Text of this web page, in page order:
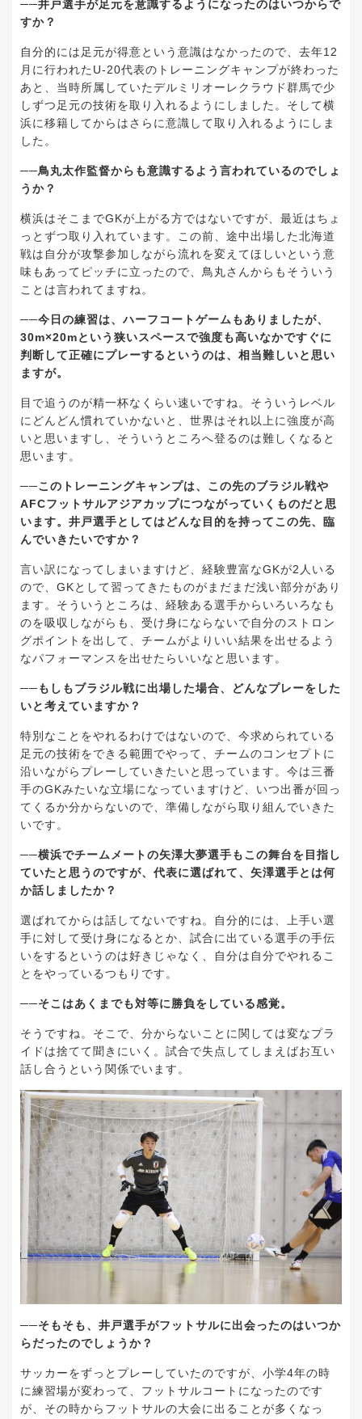
──井戸選手が足元を意識するようになったのはいつからで
すか？
自分的には足元が得意という意識はなかったので、去年12
月に行われたU-20代表のトレーニングキャンプが終わった
あと、当時所属していたデルミリオーレクラウド群馬で少
しずつ足元の技術を取り入れるようにしました。そして横
浜に移籍してからはさらに意識して取り入れるようにしま
した。
──鳥丸太作監督からも意識するよう言われているのでしょ
うか？
横浜はそこまでGKが上がる方ではないですが、最近はちょ
っとずつ取り入れています。この前、途中出場した北海道
戦は自分が攻撃参加しながら流れを変えてほしいという意
味もあってピッチに立ったので、鳥丸さんからもそういう
ことは言われてますね。
──今日の練習は、ハーフコートゲームもありましたが、
30m×20mという狭いスペースで強度も高いなかですぐに
判断して正確にプレーするというのは、相当難しいと思い
ますが。
目で追うのが精一杯なくらい速いですね。そういうレベル
にどんどん慣れていかないと、世界はそれ以上に強度が高
いと思いますし、そういうところへ登るのは難しくなると
思います。
──このトレーニングキャンプは、この先のブラジル戦や
AFCフットサルアジアカップにつながっていくものだと思
います。井戸選手としてはどんな目的を持ってこの先、臨
んでいきたいですか？
言い訳になってしまいますけど、経験豊富なGKが2人いる
ので、GKとして習ってきたものがまだまだ浅い部分があり
ます。そういうところは、経験ある選手からいろいろなも
のを吸収しながらも、受け身にならないで自分のストロン
グポイントを出して、チームがよりいい結果を出せるよう
なパフォーマンスを出せたらいいなと思います。
──もしもブラジル戦に出場した場合、どんなプレーをした
いと考えていますか？
特別なことをやれるわけではないので、今求められている
足元の技術をできる範囲でやって、チームのコンセプトに
沿いながらプレーしていきたいと思っています。今は三番
手のGKみたいな立場になっていますけど、いつ出番が回っ
てくるか分からないので、準備しながら取り組んでいきた
いです。
──横浜でチームメートの矢澤大夢選手もこの舞台を目指し
ていたと思うのですが、代表に選ばれて、矢澤選手とは何
か話しましたか？
選ばれてからは話してないですね。自分的には、上手い選
手に対して受け身になるとか、試合に出ている選手の手伝
いをするというのは好きじゃなく、自分は自分でやれるこ
とをやっているつもりです。
──そこはあくまでも対等に勝負をしている感覚。
そうですね。そこで、分からないことに関しては変なプラ
イドは捨てて聞きにいく。試合で失点してしまえばお互い
話し合うという関係でいます。
──そもそも、井戸選手がフットサルに出会ったのはいつか
らだったのでしょうか？
サッカーをずっとプレーしていたのですが、小学4年の時
に練習場が変わって、フットサルコートになったのです
が、その時からフットサルの大会に出ることが多くなっ